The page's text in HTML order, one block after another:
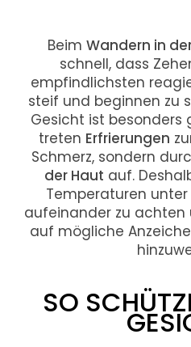
Beim Wandern in
schnell, dass
empfindlichsten
steif und beginnen zu
Gesicht ist
treten Erfrierungen
Schmerz, sondern
der Haut auf.
Temperaturen
aufeinander zu
auf mögliche
SO